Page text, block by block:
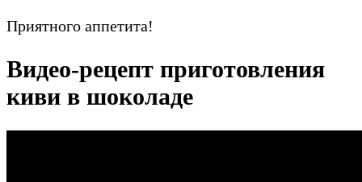
Приятного аппетита!
Видео-рецепт приготовления
киви в шоколаде